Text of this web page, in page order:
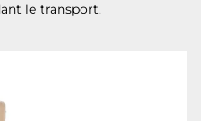
le transport.